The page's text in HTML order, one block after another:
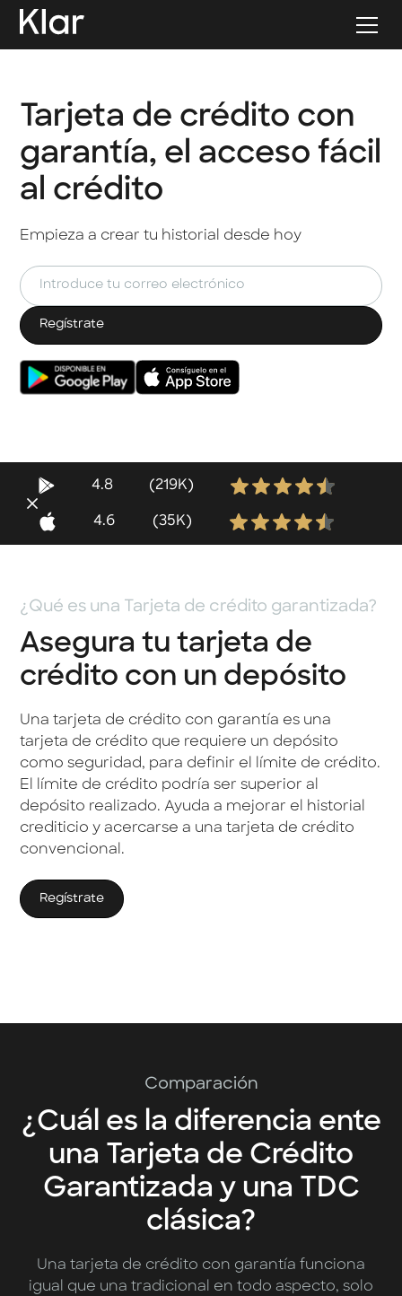
Tarjeta de crédito con
garantía, el acceso fácil
al crédito
Empieza a crear tu historial desde hoy
4.8 (219K)
4.6 (35K)
¿Qué es una Tarjeta de crédito garantizada?
Asegura tu tarjeta de
crédito con un depósito
Una tarjeta de crédito con garantía es una
tarjeta de crédito que requiere un depósito
como seguridad, para definir el límite de crédito.
El límite de crédito podría ser superior al
depósito realizado. Ayuda a mejorar el historial
crediticio y acercarse a una tarjeta de crédito
convencional.
Regístrate
Comparación
¿Cuál es la diferencia ente
una Tarjeta de Crédito
Garantizada y una TDC
clásica?
Una tarjeta de crédito con garantía funciona
igual que una tradicional en todo aspecto, solo